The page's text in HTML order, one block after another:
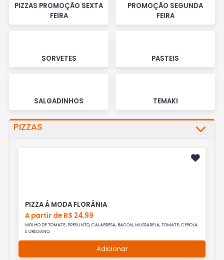
PIZZAS PROMOÇÃO SEXTA
FEIRA
PROMOÇÃO SEGUNDA
FEIRA
SORVETES PASTEIS
SALGADINHOS TEMAKI
PIZZAS
PIZZA Á MODA FLORÂNIA
A partir de R$ 24,99
MOLHO DE TOMATE, PRESUNTO, CALABRESA, BACON, MUSSARELA, TOMATE, CEBOLA
E ORÉGANO.
Adicionar